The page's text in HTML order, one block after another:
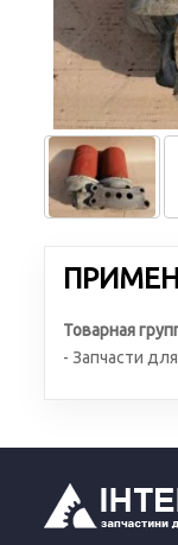
Товарная
- Запчасти